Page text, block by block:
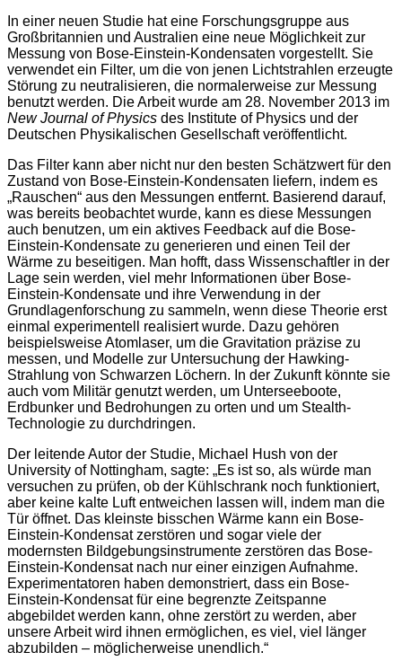
In einer neuen Studie hat eine Forschungsgruppe aus
Großbritannien und Australien eine neue Möglichkeit zur
Messung von Bose-Einstein-Kondensaten vorgestellt. Sie
verwendet ein Filter, um die von jenen Lichtstrahlen erzeugte
Störung zu neutralisieren, die normalerweise zur Messung
benutzt werden. Die Arbeit wurde am 28. November 2013 im
New Journal of Physics des Institute of Physics und der
Deutschen Physikalischen Gesellschaft veröffentlicht.
Das Filter kann aber nicht nur den besten Schätzwert für den
Zustand von Bose-Einstein-Kondensaten liefern, indem es
„Rauschen“ aus den Messungen entfernt. Basierend darauf,
was bereits beobachtet wurde, kann es diese Messungen
auch benutzen, um ein aktives Feedback auf die Bose-
Einstein-Kondensate zu generieren und einen Teil der
Wärme zu beseitigen. Man hofft, dass Wissenschaftler in der
Lage sein werden, viel mehr Informationen über Bose-
Einstein-Kondensate und ihre Verwendung in der
Grundlagenforschung zu sammeln, wenn diese Theorie erst
einmal experimentell realisiert wurde. Dazu gehören
beispielsweise Atomlaser, um die Gravitation präzise zu
messen, und Modelle zur Untersuchung der Hawking-
Strahlung von Schwarzen Löchern. In der Zukunft könnte sie
auch vom Militär genutzt werden, um Unterseeboote,
Erdbunker und Bedrohungen zu orten und um Stealth-
Technologie zu durchdringen.
Der leitende Autor der Studie, Michael Hush von der
University of Nottingham, sagte: „Es ist so, als würde man
versuchen zu prüfen, ob der Kühlschrank noch funktioniert,
aber keine kalte Luft entweichen lassen will, indem man die
Tür öffnet. Das kleinste bisschen Wärme kann ein Bose-
Einstein-Kondensat zerstören und sogar viele der
modernsten Bildgebungsinstrumente zerstören das Bose-
Einstein-Kondensat nach nur einer einzigen Aufnahme.
Experimentatoren haben demonstriert, dass ein Bose-
Einstein-Kondensat für eine begrenzte Zeitspanne
abgebildet werden kann, ohne zerstört zu werden, aber
unsere Arbeit wird ihnen ermöglichen, es viel, viel länger
abzubilden – möglicherweise unendlich.“